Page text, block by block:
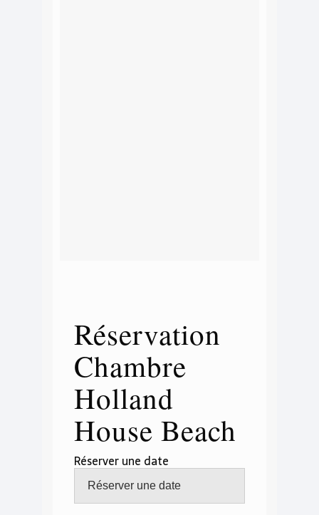
Réservation
Chambre
Holland
House Beach
Réserver une date